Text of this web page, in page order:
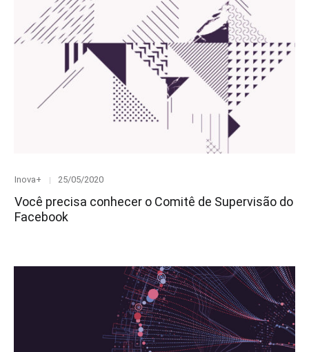
Category
Inova+
Posted
25/05/2020
Você precisa conhecer o Comitê de Supervisão do
Facebook